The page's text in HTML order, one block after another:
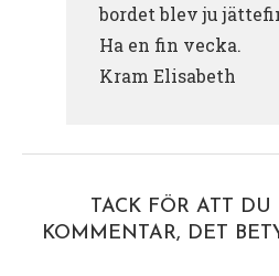
bordet blev ju
Ha en fin vecka.
Kram Elisabeth
TACK FÖR ATT
KOMMENTAR, DET